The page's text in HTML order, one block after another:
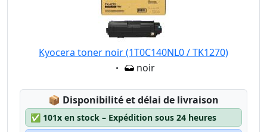
Kyocera toner noir (1T0C140NL0 / TK1270)
Eigenschaft:
noir
📦 Lagerstatus:
Disponibilité et délai de livraison
✅ 101x en stock – Expédition sous 24 heures